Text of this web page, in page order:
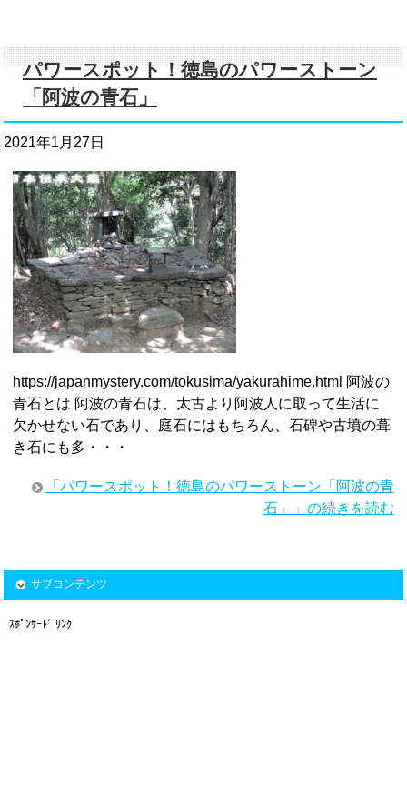
パワースポット！徳島のパワーストーン
「阿波の青石」
2021年1月27日
https://japanmystery.com/tokusima/yakurahime.html 阿波の
青石とは 阿波の青石は、太古より阿波人に取って生活に
欠かせない石であり、庭石にはもちろん、石碑や古墳の葺
き石にも多・・・
「パワースポット！徳島のパワーストーン「阿波の青
石」」の続きを読む
サブコンテンツ
ｽﾎﾟﾝｻｰﾄﾞ ﾘﾝｸ